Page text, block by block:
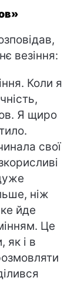
везіння:
Коли я
Я щиро
свої
ніж
йде
Це
як і в